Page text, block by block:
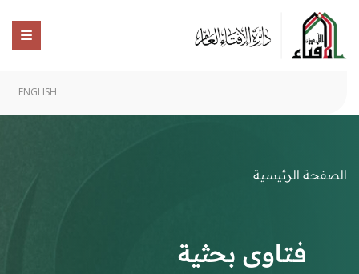
ENGLISH
الصفحة الرئيسية
فتاوى بحثية